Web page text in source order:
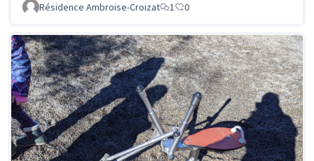
Résidence Ambroise-Croizat
1 0